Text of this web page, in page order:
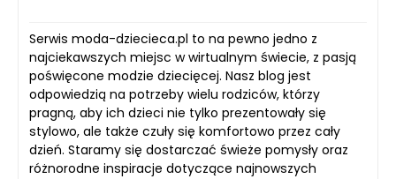
Serwis moda-dziecieca.pl to na pewno jedno z
najciekawszych miejsc w wirtualnym świecie, z pasją
poświęcone modzie dziecięcej. Nasz blog jest
odpowiedzią na potrzeby wielu rodziców, którzy
pragną, aby ich dzieci nie tylko prezentowały się
stylowo, ale także czuły się komfortowo przez cały
dzień. Staramy się dostarczać świeże pomysły oraz
różnorodne inspiracje dotyczące najnowszych